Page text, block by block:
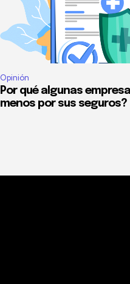
Opinión
Por qué algunas
menos por sus seguros?